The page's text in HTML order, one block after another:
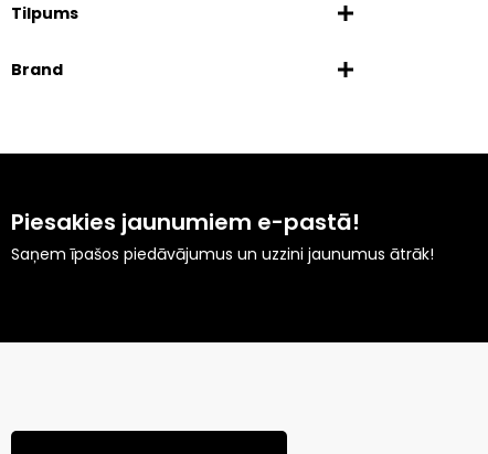
Tilpums
Brand
Piesakies jaunumiem e-pastā!
Saņem īpašos piedāvājumus un uzzini jaunumus ātrāk!